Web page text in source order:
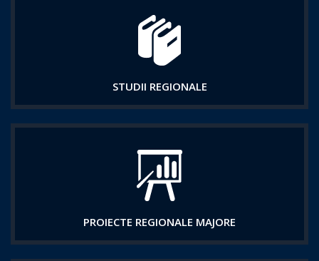
STUDII REGIONALE
PROIECTE REGIONALE MAJORE